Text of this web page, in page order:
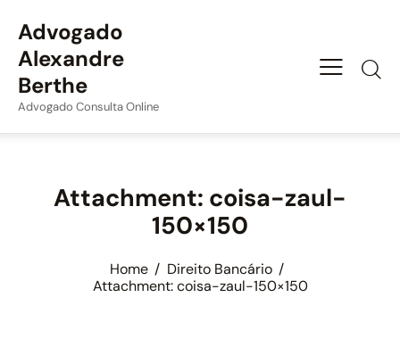
Advogado
Alexandre
Berthe
Advogado Consulta Online
Attachment: coisa-zaul-
150×150
Home
Direito Bancário
Attachment: coisa-zaul-150×150